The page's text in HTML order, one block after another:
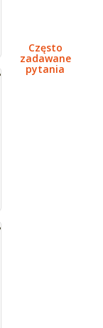
Często
zadawane
pytania